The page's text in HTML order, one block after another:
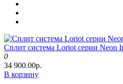
Сплит система Loriot серии Neon
0
34 900.00р.
В корзину